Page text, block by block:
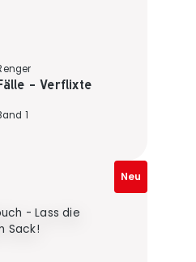
- Verflixte
1
Neu